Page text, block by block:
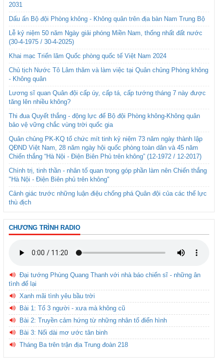
2031
Dấu ấn Bộ đội Phòng không - Không quân trên địa bàn Nam Trung Bộ
Lễ kỷ niệm 50 năm Ngày giải phóng Miền Nam, thống nhất đất nước
(30-4-1975 / 30-4-2025)
Khai mạc Triển lãm Quốc phòng quốc tế Việt Nam 2024
Chủ tịch Nước Tô Lâm thăm và làm việc tại Quân chủng Phòng không
- Không quân
Lương sĩ quan Quân đội cấp úy, cấp tá, cấp tướng tháng 7 này được
tăng lên nhiều không?
Thi đua Quyết thắng - động lực để Bộ đội Phòng không-Không quân
bảo vệ vững chắc vùng trời quốc gia
Quân chủng PK-KQ tổ chức mít tinh kỷ niệm 73 năm ngày thành lập
QĐND Việt Nam, 28 năm ngày hội quốc phòng toàn dân và 45 năm
Chiến thắng “Hà Nội - Điện Biên Phủ trên không” (12-1972 / 12-2017)
Chính trị, tinh thần - nhân tố quan trọng góp phần làm nên Chiến thắng
"Hà Nội - Điện Biên phủ trên không"
Cảnh giác trước những luận điệu chống phá Quân đội của các thế lực
thù địch
CHƯƠNG TRÌNH RADIO
Đại tướng Phùng Quang Thanh với nhà báo chiến sĩ - những ân
tình để lại
Xanh mãi tình yêu bầu trời
Bài 1: Tổ 3 người - xưa mà không cũ
Bài 2: Truyền cảm hứng từ những nhân tố điển hình
Bài 3: Nối dài mơ ước tân binh
Tháng Ba trên trận địa Trung đoàn 218